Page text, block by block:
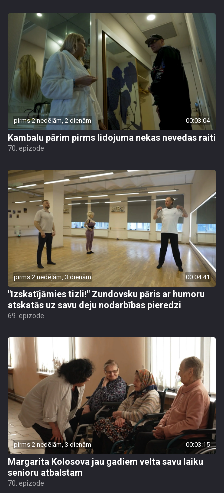
pirms 2 nedēļām, 2 dienām 00:03:04
Kambalu pārim pirms lidojuma nekas nevedas raiti
70. epizode
pirms 2 nedēļām, 3 dienām 00:04:41
"Izskatījāmies tizli!" Zundovsku pāris ar humoru
atskatās uz savu deju nodarbības pieredzi
69. epizode
pirms 2 nedēļām, 3 dienām 00:03:15
Margarita Kolosova jau gadiem velta savu laiku
senioru atbalstam
70. epizode